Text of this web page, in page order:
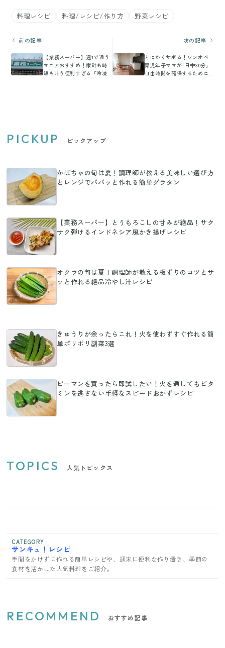
料理レシピ 料理/レシピ/作り方 野菜レシピ
前の記事
【業務スーパー】週1で通う
マニアおすすめ！家計も時
短も叶う便利すぎる「冷凍
次の記事
とにかくサボる！ワンオペ
育児年子ママが｢日中30分｣
自由時間を確保するために
PICKUP ピックアップ
かぼちゃの旬は夏！調理師が教える美味しい選び方
とレンジでパパッと作れる簡単グラタン
【業務スーパー】とうもろこしの甘みが絶品！サク
サク弾けるインドネシア風かき揚げレシピ
オクラの旬は夏！調理師が教える板ずりのコツとサ
ッと作れる絶品冷やし汁レシピ
きゅうりが余ったらこれ！火を使わずすぐ作れる簡
単ポリポリ副菜3選
ピーマンを買ったら即試したい！火を通してもビタ
ミンを逃さない手軽なスピードおかずレシピ
TOPICS 人気トピックス
CATEGORY
サンキュ！レシピ
手間をかけずに作れる簡単レシピや、週末に便利な作り置き、季節の
食材を活かした人気料理をご紹介。
RECOMMEND おすすめ記事